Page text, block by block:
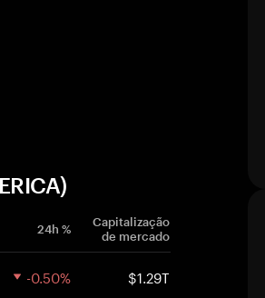
24h %
Capitalização
de mercado
-0.50% $1.29T